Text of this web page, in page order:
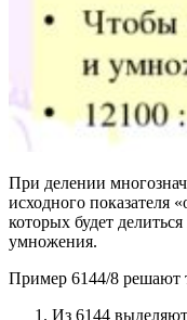
При делении
исходного показателя
которых будет
умножения.
Пример 6144/8 решают
Из 6144